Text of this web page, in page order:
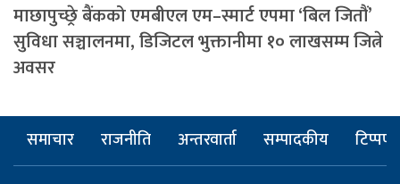
माछापुच्छ्रे बैंकको एमबीएल एम–स्मार्ट एपमा ‘बिल जितौं’
सुविधा सञ्चालनमा, डिजिटल भुक्तानीमा १० लाखसम्म जित्ने
अवसर
समाचार राजनीति अन्तरवार्ता सम्पादकीय टिप्पणी